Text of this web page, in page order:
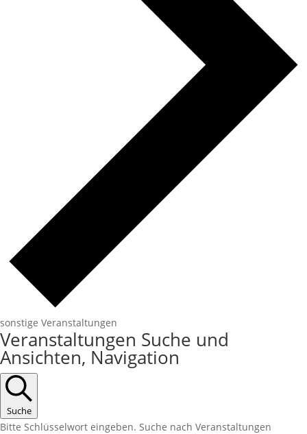
sonstige Veranstaltungen
Veranstaltungen
für
März
11,
2025
Veranstaltungen Suche und
Ansichten, Navigation
Suche
Bitte Schlüsselwort eingeben. Suche nach Veranstaltungen